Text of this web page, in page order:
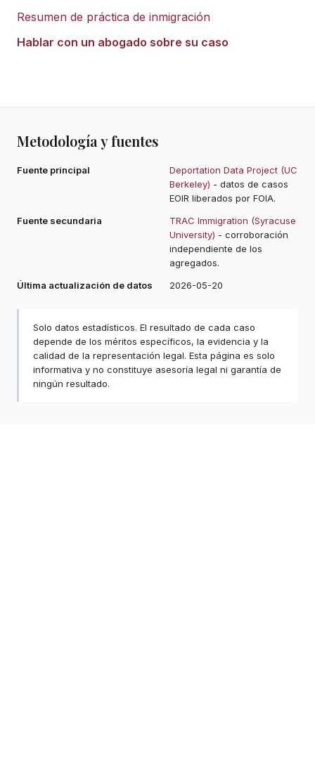
Resumen de práctica de inmigración
Hablar con un abogado sobre su caso
Metodología y fuentes
Fuente principal
Deportation Data Project (UC
Berkeley) - datos de casos
EOIR liberados por FOIA.
Fuente secundaria
TRAC Immigration (Syracuse
University) - corroboración
independiente de los
agregados.
Última actualización de datos
2026-05-20
Solo datos estadísticos. El resultado de cada caso
depende de los méritos específicos, la evidencia y la
calidad de la representación legal. Esta página es solo
informativa y no constituye asesoría legal ni garantía de
ningún resultado.